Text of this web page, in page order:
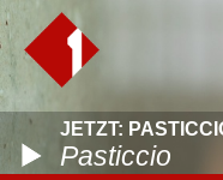
JETZT:
Pasticcio